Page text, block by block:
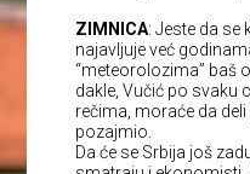
ZIMNICA: Jeste da se
najavljuje već
“meteorolozima” baš
dakle, Vučić po svaku
rečima, moraće da
pozajmio.
Da će se Srbija još